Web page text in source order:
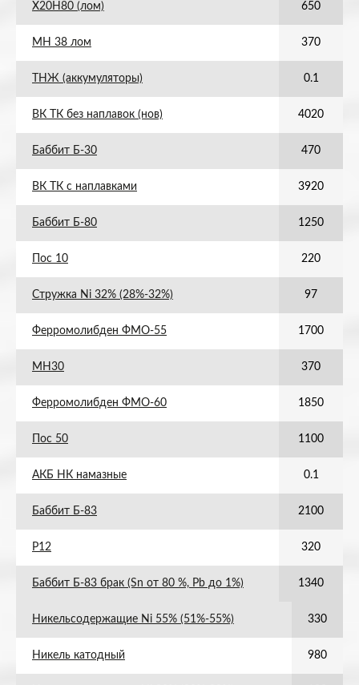
Х20Н80 (лом) 650
МН 38 лом 370
ТНЖ (аккумуляторы) 0.1
ВК ТК без наплавок (нов) 4020
Баббит Б-30 470
ВК ТК с наплавками 3920
Баббит Б-80 1250
Пос 10 220
Стружка Ni 32% (28%-32%) 97
Ферромолибден ФМО-55 1700
МН30 370
Ферромолибден ФМО-60 1850
Пос 50 1100
АКБ НК намазные 0.1
Баббит Б-83 2100
Р12 320
Баббит Б-83 брак (Sn от 80 %, Pb до 1%) 1340
Никельсодержащие Ni 55% (51%-55%) 330
Никель катодный 980